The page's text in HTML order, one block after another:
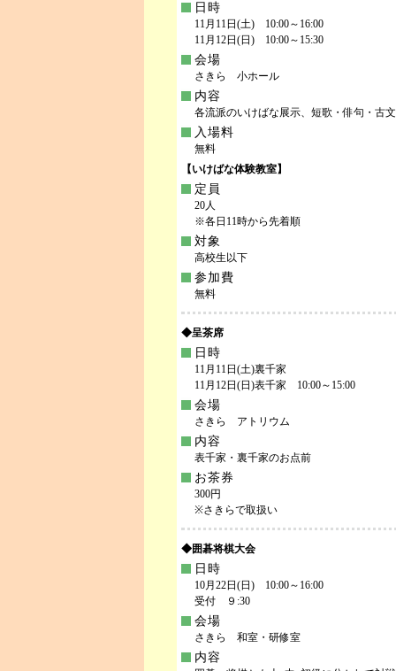
日時
11月11日(土) 10:00～16:00
11月12日(日) 10:00～15:30
会場
さきら 小ホール
内容
各流派のいけばな展示、短歌・俳句・古
入場料
無料
【いけばな体験教室】
定員
20人
※各日11時から先着順
対象
高校生以下
参加費
無料
◆呈茶席
日時
11月11日(土)裏千家
11月12日(日)表千家 10:00～15:00
会場
さきら アトリウム
内容
表千家・裏千家のお点前
お茶券
300円
※さきらで取扱い
◆囲碁将棋大会
日時
10月22日(日) 10:00～16:00
受付 ９:30
会場
さきら 和室・研修室
内容